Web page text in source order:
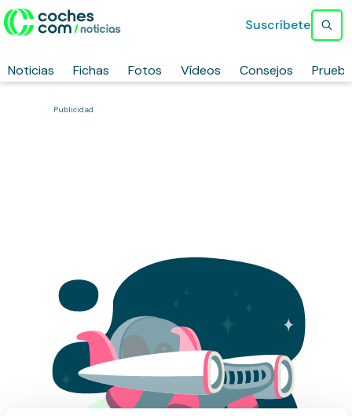
Noticias Fichas Fotos Vídeos Consejos
Suscríbete
Publicidad